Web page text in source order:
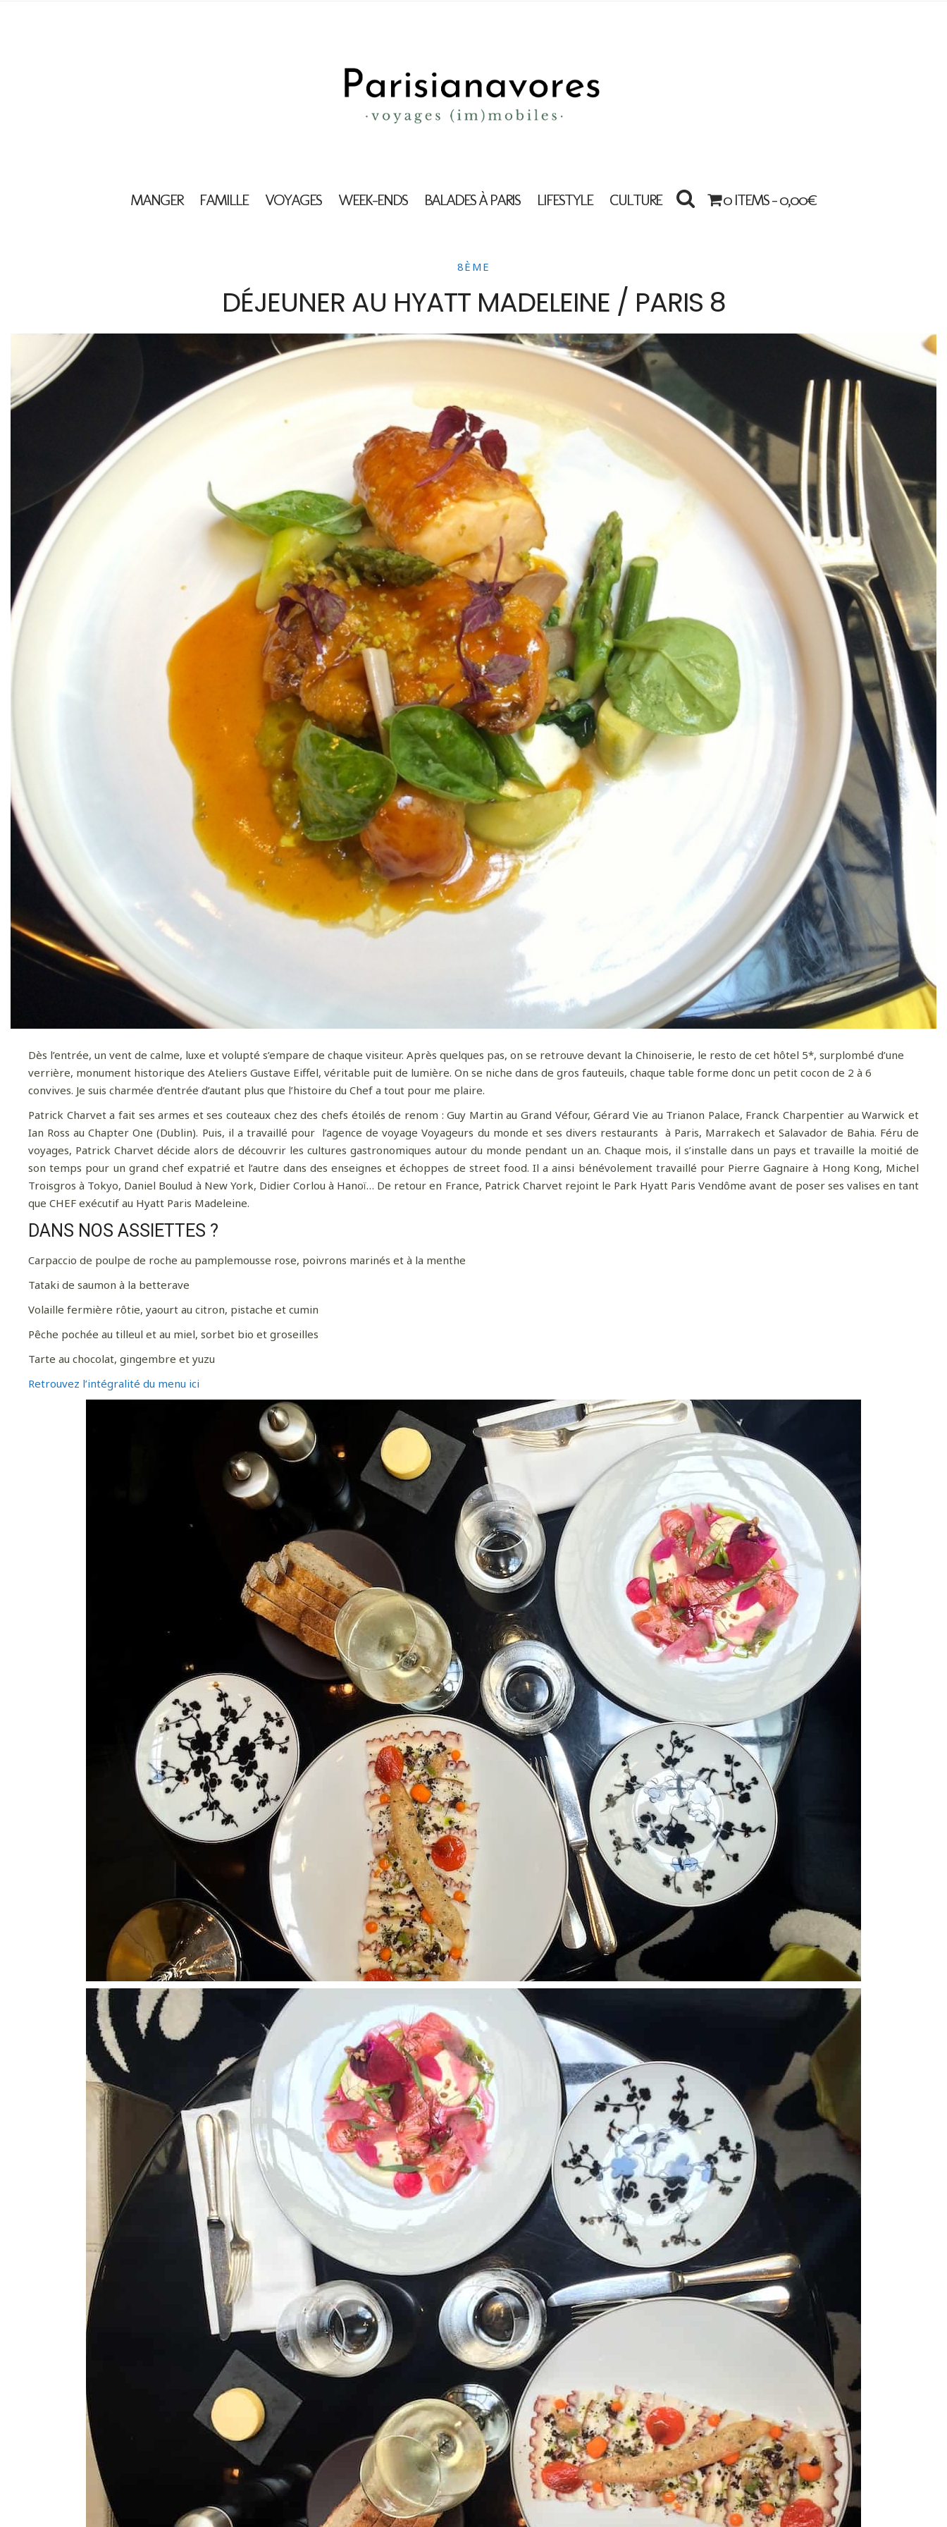
MANGER FAMILLE VOYAGES WEEK-ENDS BALADES À PARIS LIFESTYLE CULTURE 0 ITEMS -0,00€
8ÈME
DÉJEUNER AU HYATT MADELEINE / PARIS 8
Dès l’entrée, un vent de calme, luxe et volupté s’empare de chaque visiteur. Après quelques pas, on se retrouve devant la Chinoiserie, le resto de cet hôtel 5*, surplombé d’une
verrière, monument historique des Ateliers Gustave Eiffel, véritable puit de lumière. On se niche dans de gros fauteuils, chaque table forme donc un petit cocon de 2 à 6
convives. Je suis charmée d’entrée d’autant plus que l’histoire du Chef a tout pour me plaire.
Patrick Charvet a fait ses armes et ses couteaux chez des chefs étoilés de renom : Guy Martin au Grand Véfour, Gérard Vie au Trianon Palace, Franck Charpentier au Warwick et
Ian Ross au Chapter One (Dublin). Puis, il a travaillé pour l’agence de voyage Voyageurs du monde et ses divers restaurants à Paris, Marrakech et Salavador de Bahia. Féru de
voyages, Patrick Charvet décide alors de découvrir les cultures gastronomiques autour du monde pendant un an. Chaque mois, il s’installe dans un pays et travaille la moitié de
son temps pour un grand chefexpatriéet l’autre dans des enseignes et échoppes de street food. Il a ainsi bénévolement travaillé pour Pierre Gagnaire à Hong Kong, Michel
Troisgros à Tokyo, Daniel Boulud à New York, Didier Corlou à Hanoï… De retour en France, Patrick Charvet rejoint le Park Hyatt Paris Vendôme avant de poser ses valises en tant
que CHEF exécutif au Hyatt Paris Madeleine.
DANS NOS ASSIETTES ?
Carpaccio de poulpe de roche au pamplemousse rose, poivrons marinés et à la menthe
Tataki de saumon à la betterave
Volaille fermière rôtie, yaourt au citron, pistache et cumin
Pêche pochée au tilleul et au miel, sorbet bio et groseilles
Tarte au chocolat, gingembre et yuzu
Retrouvez l’intégralité du menu ici
Pour davantage de bonnes adresses, de voyages au coin de la